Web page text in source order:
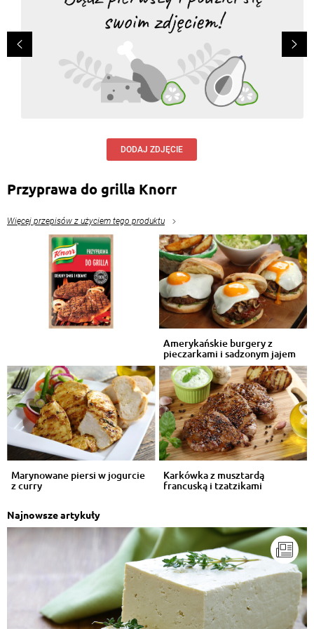
niż z kapustą kiszoną.
Uwielbiam grillowanie z rodzinką. Zawsze serwuję
kaszankę wg tego przepisu. Jest przepyszna, ma
idealnie zrównoważone smaki!
Odpowiedz
, 31.05.2021
Doczytaj!! Najpierw zawiń w pergamin, potem w folię.
Bartosz, 24.05.2021
Odpowiedz
Leszek Siedlecki , 28.08.2020
Kaszaneczka extra!
Odpowiedz
, 11.06.2016
Pychotka!!!
Odpowiedz
Krystyna Olbrich, 10.06.2016
Oczywiście:-D
Odpowiedz
Kasza jaglana wspaniała ...ale nieeeeeeee w
aluminium !!!!!!!
Odpowiedz
Iwona Gorol , 10.06.2016
och zapomniałam o cebulce pokrojonej w piórka :D
Odpowiedz
DODAJ ZDJĘCIE
Przyprawa do grilla Knorr
Więcej przepisów z użyciem tego produktu
Amerykańskie burgery z
pieczarkami i sadzonym jajem
Marynowane piersi w jogurcie
z curry
Karkówka z musztardą
francuską i tzatzikami
Najnowsze artykuły